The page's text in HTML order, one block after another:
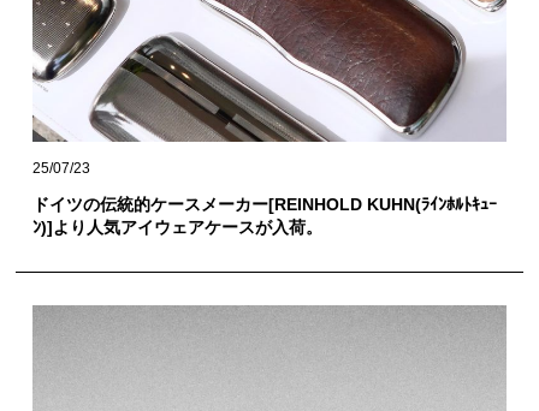
25/07/23
ドイツの伝統的ケースメーカー[REINHOLD KUHN(ﾗｲﾝﾎﾙﾄｷｭｰ
ﾝ)]より人気アイウェアケースが入荷。